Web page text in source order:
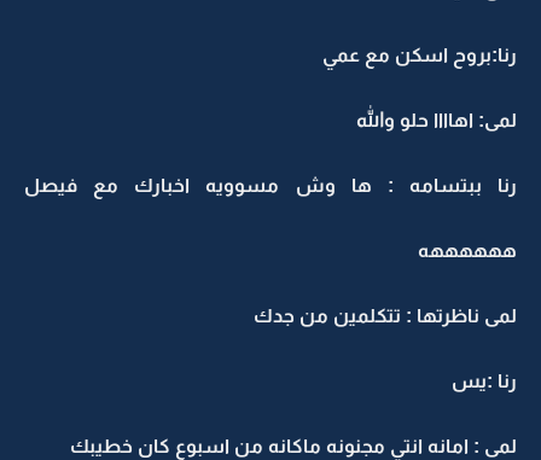
رنا:بروح اسكن مع عمي
لمى: اهاااا حلو والله
رنا ببتسامه : ها وش مسوويه اخبارك مع فيصل
ههههههه
لمى ناظرتها : تتكلمين من جدك
رنا :يس
لمى : امانه انتي مجنونه ماكانه من اسبوع كان خطيبك